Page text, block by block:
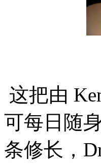
这把由
可每日随
条修长，